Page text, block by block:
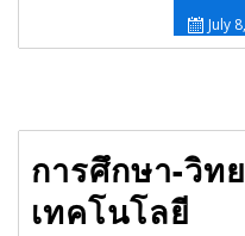
รายก
July
การศึกษา-วิท
เทคโนโลยี